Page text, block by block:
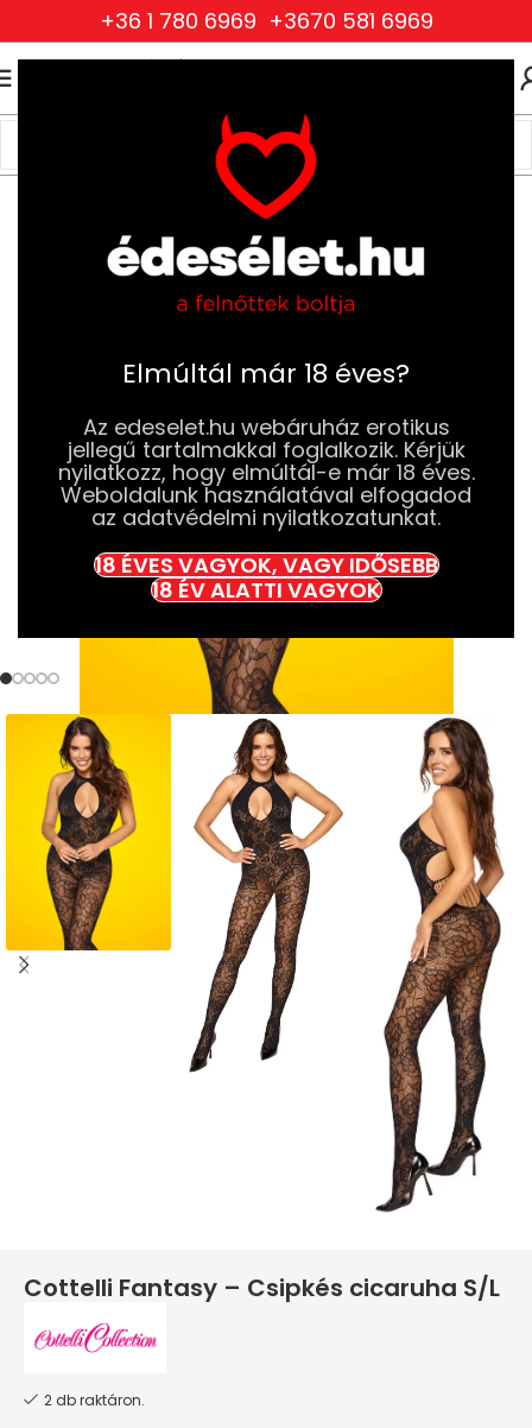
Elmúltál már 18 éves?
Az edeselet.hu webáruház erotikus
jellegű tartalmakkal foglalkozik. Kérjük
nyilatkozz, hogy elmúltál-e már 18 éves.
Weboldalunk használatával elfogadod
az adatvédelmi nyilatkozatunkat.
18 ÉVES VAGYOK, VAGY IDŐSEBB
18 ÉV ALATTI VAGYOK
+36 1 780 6969 +3670 581 6969
Ruhák és Fehérneműk
Női Ruhák és Fehérneműk Harisnyaruhák
Cottelli Fantasy – Csipkés cicaruha S/L
2 db raktáron.